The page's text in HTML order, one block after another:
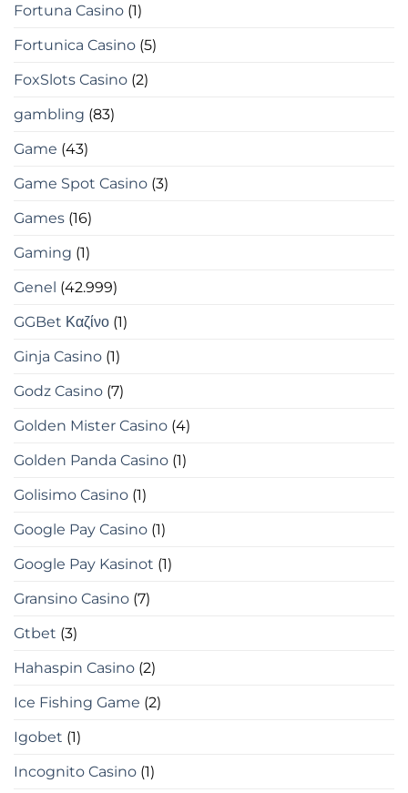
Fortuna Casino (1)
Fortunica Casino (5)
FoxSlots Casino (2)
gambling (83)
Game (43)
Game Spot Casino (3)
Games (16)
Gaming (1)
Genel (42.999)
GGBet Καζίνο (1)
Ginja Casino (1)
Godz Casino (7)
Golden Mister Casino (4)
Golden Panda Casino (1)
Golisimo Casino (1)
Google Pay Casino (1)
Google Pay Kasinot (1)
Gransino Casino (7)
Gtbet (3)
Hahaspin Casino (2)
Ice Fishing Game (2)
Igobet (1)
Incognito Casino (1)